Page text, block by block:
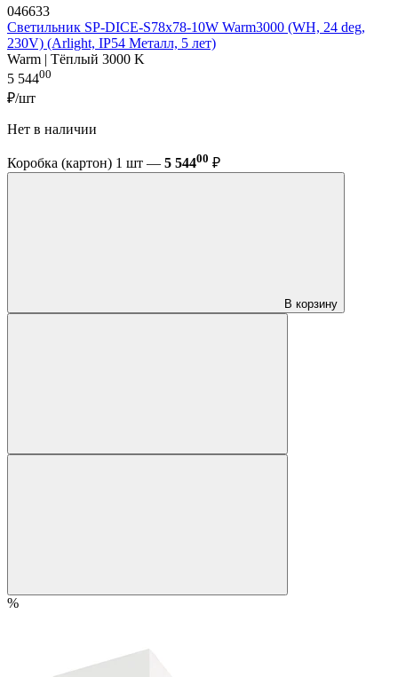
046633
Светильник SP-DICE-S78x78-10W Warm3000 (WH, 24 deg,
230V) (Arlight, IP54 Металл, 5 лет)
Warm | Тёплый 3000 K
5 54400
₽/шт
Нет в наличии
Коробка (картон) 1 шт — 5 54400 ₽
В корзину
%